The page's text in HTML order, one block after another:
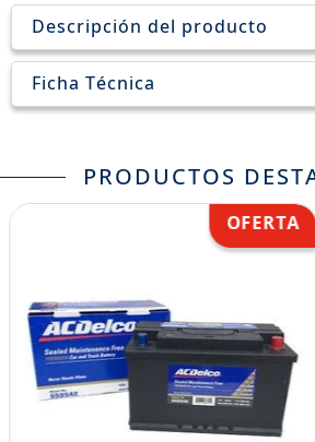
Descripción del producto
Ficha Técnica
PRODUCTOS